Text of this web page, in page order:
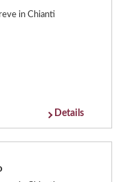
in Chianti
Details